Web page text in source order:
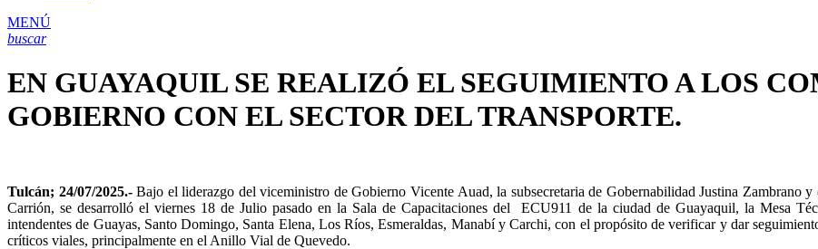
MENÚ
buscar
EN GUAYAQUIL SE REALIZÓ EL SEGUIMIENTO A LOS
GOBIERNO CON EL SECTOR DEL TRANSPORTE.
Tulcán; 24/07/2025.-Bajo el liderazgo del viceministro de Gobierno Vicente Auad, la subsecretaria de Gobernabilidad Justina Zambrano
Carrión, se desarrolló el viernes 18 de Julio pasado en la Sala de Capacitaciones del ECU911 de la ciudad de Guayaquil, la Mesa
intendentes de Guayas, Santo Domingo, Santa Elena, Los Ríos, Esmeraldas, Manabí y Carchi, con el propósito de verificar y dar
críticos viales, principalmente en el Anillo Vial de Quevedo.